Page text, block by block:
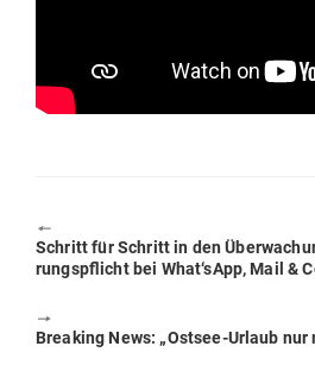
🠔
Previous
post:
Schritt für Schritt in den
rungs­pflicht bei What‘sApp, Mail &
🠖
Next
Breaking News: „Ostsee-Urlaub